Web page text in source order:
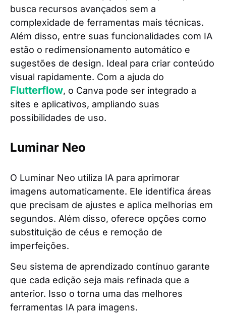
busca recursos avançados sem a
complexidade de ferramentas mais técnicas.
Além disso, entre suas funcionalidades com IA
estão o redimensionamento automático e
sugestões de design. Ideal para criar conteúdo
visual rapidamente. Com a ajuda do
Flutterflow, o Canva pode ser integrado a
sites e aplicativos, ampliando suas
possibilidades de uso.
Luminar Neo
O Luminar Neo utiliza IA para aprimorar
imagens automaticamente. Ele identifica áreas
que precisam de ajustes e aplica melhorias em
segundos. Além disso, oferece opções como
substituição de céus e remoção de
imperfeições.
Seu sistema de aprendizado contínuo garante
que cada edição seja mais refinada que a
anterior. Isso o torna uma das melhores
ferramentas IA para imagens.